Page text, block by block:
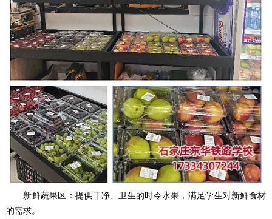
新鲜蔬果区：提供干净、卫生的时令水果，满足学生对新鲜食材
的需求。